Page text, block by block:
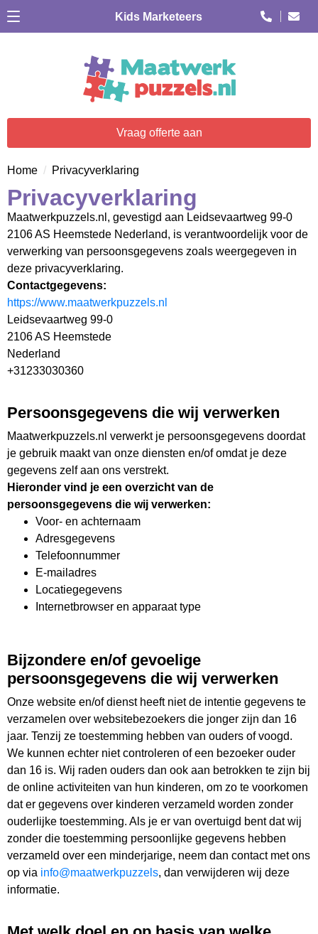
Vraag offerte aan
Kids Marketeers
Home Privacyverklaring
Privacyverklaring
Maatwerkpuzzels.nl, gevestigd aan Leidsevaartweg 99-0
2106 AS Heemstede Nederland, is verantwoordelijk voor de
verwerking van persoonsgegevens zoals weergegeven in
deze privacyverklaring.
Contactgegevens:
https://www.maatwerkpuzzels.nl
Leidsevaartweg 99-0
2106 AS Heemstede
Nederland
+31233030360
Persoonsgegevens die wij verwerken
Maatwerkpuzzels.nl verwerkt je persoonsgegevens doordat
je gebruik maakt van onze diensten en/of omdat je deze
gegevens zelf aan ons verstrekt.
Hieronder vind je een overzicht van de
persoonsgegevens die wij verwerken:
Voor- en achternaam
Adresgegevens
Telefoonnummer
E-mailadres
Locatiegegevens
Internetbrowser en apparaat type
Bijzondere en/of gevoelige
persoonsgegevens die wij verwerken
Onze website en/of dienst heeft niet de intentie gegevens te
verzamelen over websitebezoekers die jonger zijn dan 16
jaar. Tenzij ze toestemming hebben van ouders of voogd.
We kunnen echter niet controleren of een bezoeker ouder
dan 16 is. Wij raden ouders dan ook aan betrokken te zijn bij
de online activiteiten van hun kinderen, om zo te voorkomen
dat er gegevens over kinderen verzameld worden zonder
ouderlijke toestemming. Als je er van overtuigd bent dat wij
zonder die toestemming persoonlijke gegevens hebben
verzameld over een minderjarige, neem dan contact met ons
op via info@maatwerkpuzzels, dan verwijderen wij deze
informatie.